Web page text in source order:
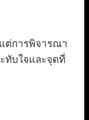
ต่การพิจารณา
ทับใจและจุดที่